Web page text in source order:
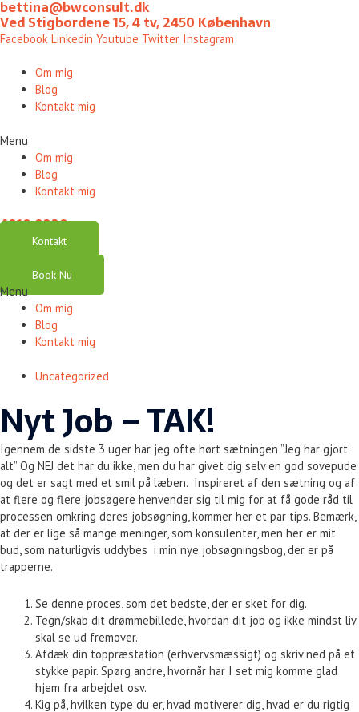
Gå
til
indholdet
bettina@bwconsult.dk
Ved Stigbordene 15, 4 tv, 2450 København
Facebook Linkedin Youtube Twitter Instagram
Om mig
Blog
Kontakt mig
Menu
Om mig
Blog
Kontakt mig
4010 0220
Kontakt
Book Nu
Menu
Om mig
Blog
Kontakt mig
Uncategorized
Nyt Job – TAK!
Igennem de sidste 3 uger har jeg ofte hørt sætningen ”Jeg har gjort
alt” Og NEJ det har du ikke, men du har givet dig selv en god sovepude
og det er sagt med et smil på læben. Inspireret af den sætning og af
at flere og flere jobsøgere henvender sig til mig for at få gode råd til
processen omkring deres jobsøgning, kommer her et par tips. Bemærk,
at der er lige så mange meninger, som konsulenter, men her er mit
bud, som naturligvis uddybes i min nye jobsøgningsbog, der er på
trapperne.
Se denne proces, som det bedste, der er sket for dig.
Tegn/skab dit drømmebillede, hvordan dit job og ikke mindst liv
skal se ud fremover.
Afdæk din toppræstation (erhvervsmæssigt) og skriv ned på et
stykke papir. Spørg andre, hvornår har I set mig komme glad
hjem fra arbejdet osv.
Kig på, hvilken type du er, hvad motiverer dig, hvad er du rigtig